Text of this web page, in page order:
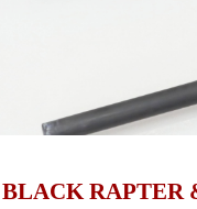
BLACK RAPTER